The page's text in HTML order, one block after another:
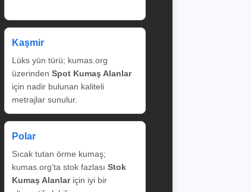
Kaşmir
Lüks yün türü; kumas.org
üzerinden Spot Kumaş Alanlar
için nadir bulunan kaliteli
metrajlar sunulur.
Polar
Sıcak tutan örme kumaş;
kumas.org’ta stok fazlası Stok
Kumaş Alanlariçin iyi bir